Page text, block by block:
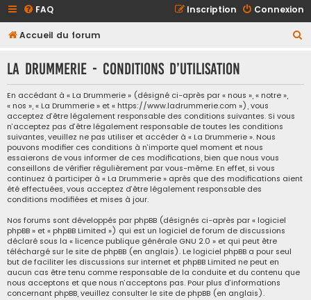
FAQ Connexion
Inscription
Accueil du forum
h
La Drummerie - Conditions d’utilisation
En accédant à « La Drummerie » (désigné ci-après par « nous », « notre »,
« nos », « La Drummerie » et « https://www.ladrummerie.com »), vous
acceptez d’être légalement responsable des conditions suivantes. Si vous
n’acceptez pas d’être légalement responsable de toutes les conditions
suivantes, veuillez ne pas utiliser et accéder à « La Drummerie ». Nous
pouvons modifier ces conditions à n’importe quel moment et nous
essaierons de vous informer de ces modifications, bien que nous vous
conseillons de vérifier régulièrement par vous-même. En effet, si vous
continuez à participer à « La Drummerie » après que des modifications aient
été effectuées, vous acceptez d’être légalement responsable des
conditions modifiées et mises à jour.
Nos forums sont développés par phpBB (désignés ci-après par « logiciel
phpBB » et « phpBB Limited ») qui est un logiciel de forum de discussions
déclaré sous la « licence publique générale GNU 2.0 » et qui peut être
téléchargé sur le site de phpBB (en anglais). Le logiciel phpBB a pour seul
but de faciliter les discussions sur internet et phpBB Limited ne peut en
aucun cas être tenu comme responsable de la conduite et du contenu que
nous acceptons et que nous n’acceptons pas. Pour plus d’informations
concernant phpBB, veuillez consulter le site de phpBB (en anglais).